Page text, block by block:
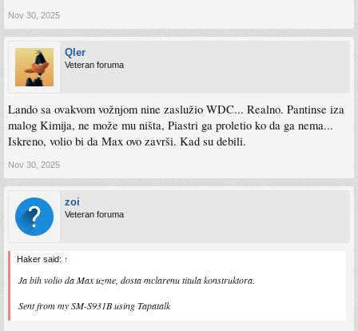
Nov 30, 2025
Qler
Veteran foruma
Lando sa ovakvom vožnjom nine zaslužio WDC... Realno. Pantinse iza
malog Kimija, ne može mu ništa, Piastri ga proletio ko da ga nema...
Iskreno, volio bi da Max ovo završi. Kad su debili.
Nov 30, 2025
zoi
Veteran foruma
Haker said: ↑
Ja bih volio da Max uzme, dosta mclarenu titula konstruktora.
Sent from my SM-S931B using Tapatalk